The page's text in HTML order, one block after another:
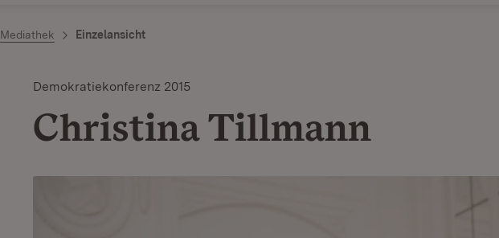
Mediathek Einzelansicht
Demokratiekonferenz 2015
Christina Tillmann